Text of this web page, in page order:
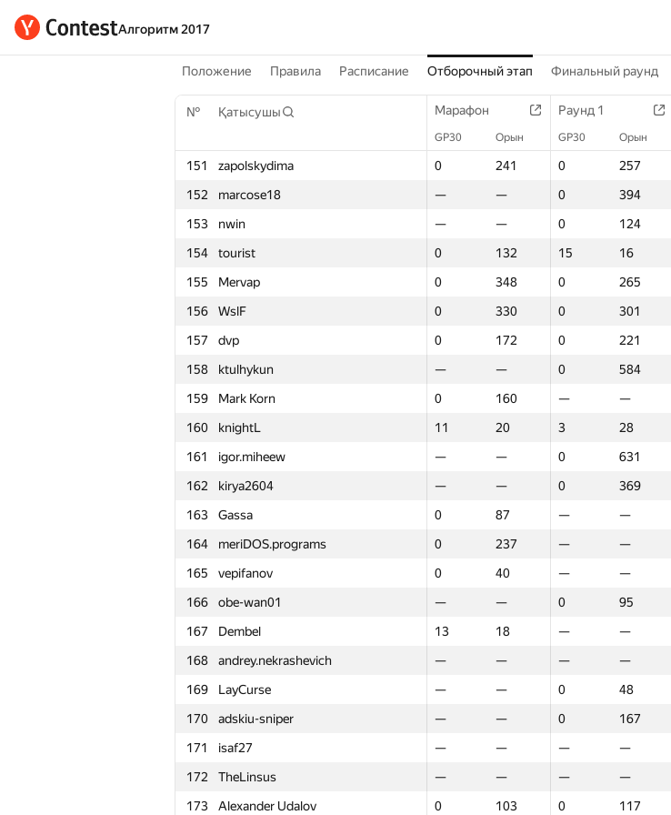
Алгоритм 2017
Положение Правила Расписание Отборочный этап Финальный раунд
№ Қатысушы Марафон Раунд 1
GP30 Орын GP30 Орын
151 zapolskydima 0 241 0 257
152
marcose18 — — 0 394
153
nwin — — 0 124
154
tourist 0 132 15 16
155
Mervap 0 348 0 265
156
WslF 0 330 0 301
157
dvp 0 172 0 221
158
ktulhykun — — 0 584
159
Mark Korn 0 160 — —
160
knightL 11 20 3 28
161
igor.miheew — — 0 631
162
kirya2604 — — 0 369
163
Gassa 0 87 — —
164
meriDOS.programs 0 237 — —
165
vepifanov 0 40 — —
166
obe-wan01 — — 0 95
167
Dembel 13 18 — —
168
andrey.nekrashevich — — — —
169
LayCurse — — 0 48
170
adskiu-sniper — — 0 167
171
isaf27 — — — —
172
TheLinsus — — — —
173
Alexander Udalov 0 103 0 117
Қатысушы
GP30 Орын GP30 Орын